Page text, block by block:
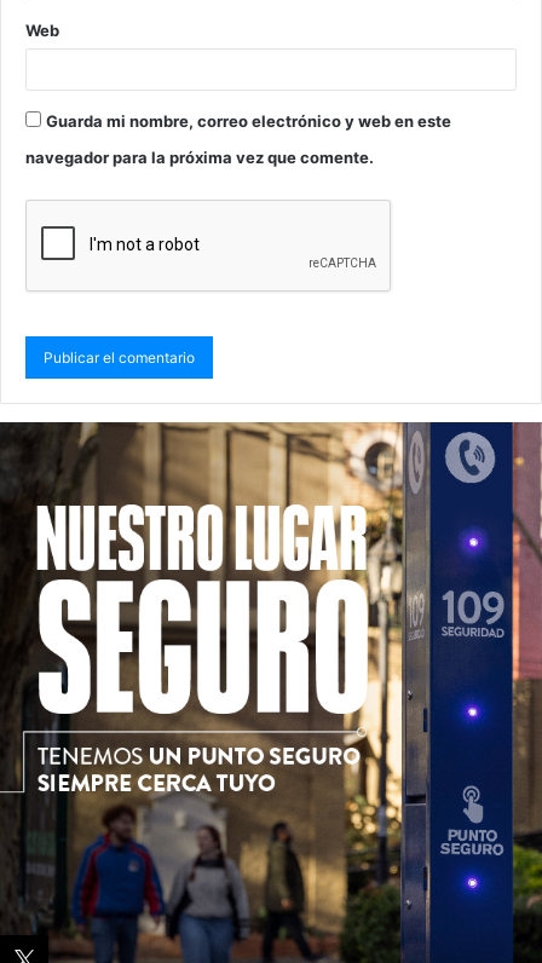
Web
Guarda mi nombre, correo electrónico y web en este
navegador para la próxima vez que comente.